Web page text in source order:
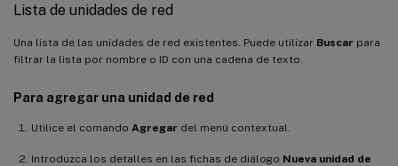
Lista de unidades de red
Una lista de las unidades de red existentes. Puede utilizar Buscar para
filtrar la lista por nombre o ID con una cadena de texto.
Para agregar una unidad de red
Utilice el comando Agregar del menú contextual.
Introduzca los detalles en las fichas de diálogo Nueva unidad de